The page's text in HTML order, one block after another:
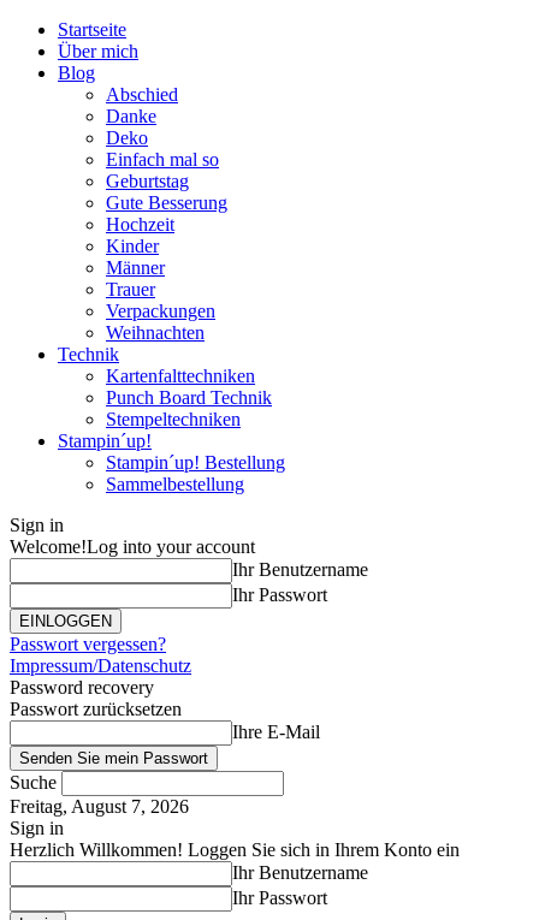
Startseite
Über mich
Blog
Abschied
Danke
Deko
Einfach mal so
Geburtstag
Gute Besserung
Hochzeit
Kinder
Männer
Trauer
Verpackungen
Weihnachten
Technik
Kartenfalttechniken
Punch Board Technik
Stempeltechniken
Stampin´up!
Stampin´up! Bestellung
Sammelbestellung
Sign in
Welcome!Log into your account
Ihr Benutzername
Ihr Passwort
Passwort vergessen?
Impressum/Datenschutz
Password recovery
Passwort zurücksetzen
Ihre E-Mail
Suche
Freitag, August 7, 2026
Sign in
Herzlich Willkommen! Loggen Sie sich in Ihrem Konto ein
Ihr Benutzername
Ihr Passwort